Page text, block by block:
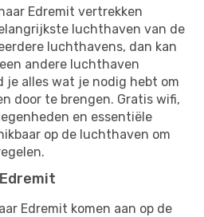
Edremit vertrekken
luchthaven van de
luchthavens, dan kan
andere luchthaven
je alles wat je nodig hebt om
door te brengen. Gratis wifi,
en essentiële
op de luchthaven om
Edremit komen aan op de